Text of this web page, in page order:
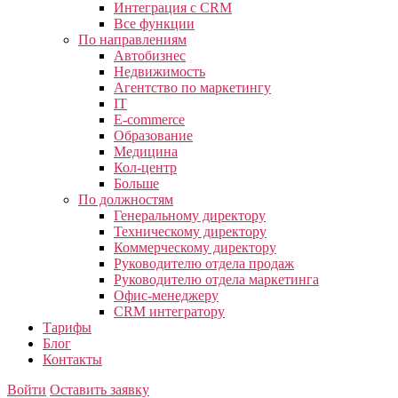
Интеграция с CRM
Все функции
По направлениям
Автобизнес
Недвижимость
Агентство по маркетингу
IT
E-commerce
Образование
Медицина
Кол-центр
Больше
По должностям
Генеральному директору
Техническому директору
Коммерческому директору
Руководителю отдела продаж
Руководителю отдела маркетинга
Офис-менеджеру
CRM интегратору
Тарифы
Блог
Контакты
Войти Оставить заявку